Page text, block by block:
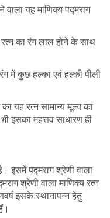
यह माणिक्य पद्मराग
का रंग लाल होने के साथ
में कुछ हल्का एवं हल्की पीली
यह रत्न सामान्य मूल्य का
इसका महत्तव साधारण ही
इसमें पद्मराग श्रेणी वाला
श्रेणी वाला माणिक्य रत्न
इसके स्थानापन्न हेतु